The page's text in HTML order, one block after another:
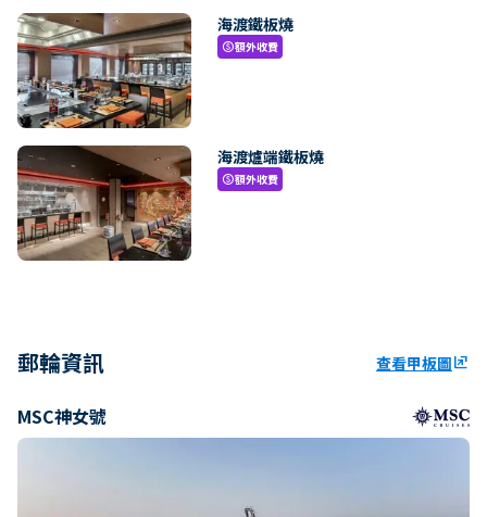
海渡鐵板燒
paid額外收費
海渡爐端鐵板燒
paid額外收費
郵輪資訊 查看甲板圖ungroup
MSC神女號